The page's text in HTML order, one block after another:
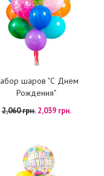
шаров "С Днем
Рождения"
2,060 грн. 2,039 грн.